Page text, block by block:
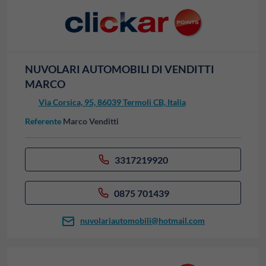
NUVOLARI AUTOMOBILI DI VENDITTI
MARCO
Via Corsica, 95, 86039 Termoli CB, Italia
Referente Marco Venditti
3317219920
0875 701439
nuvolariautomobili@hotmail.com